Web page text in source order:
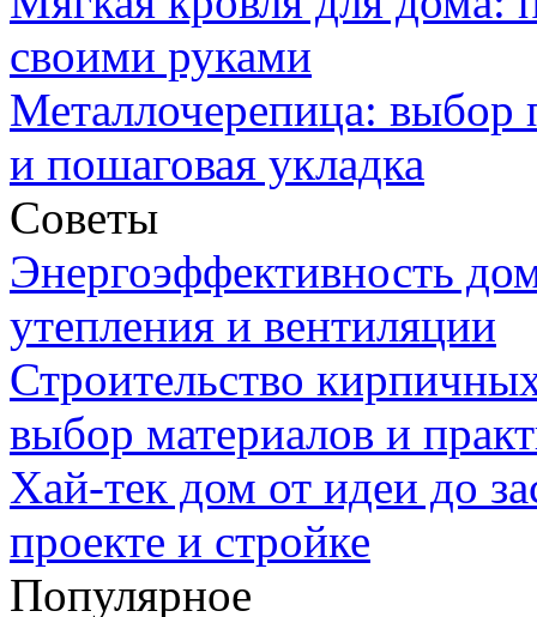
своими руками
Металлочерепица: выбор
и пошаговая укладка
Советы
Энергоэффективность
утепления и вентиляции
Строительство
выбор материалов и
Хай-тек дом от идеи до
проекте и стройке
Популярное